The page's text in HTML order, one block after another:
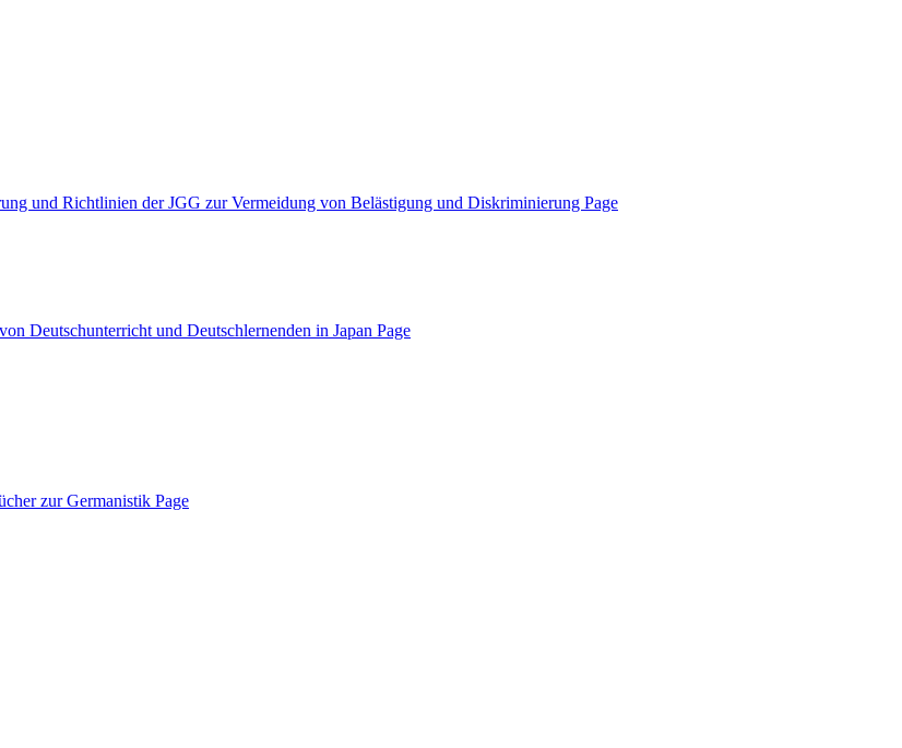
Richtlinien der JGG zur Vermeidung von Belästigung und Diskriminierung Page
Deutschunterricht und Deutschlernenden in Japan Page
zur Germanistik Page